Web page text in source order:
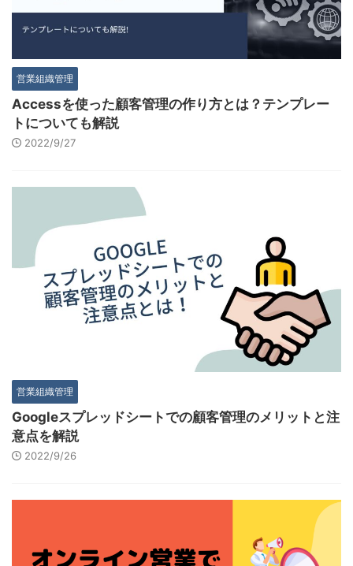
営業組織管理
Accessを使った顧客管理の作り方とは？テンプレー
トについても解説
2022/9/27
営業組織管理
Googleスプレッドシートでの顧客管理のメリットと注
意点を解説
2022/9/26